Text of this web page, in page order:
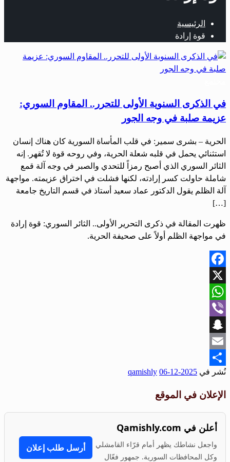
الرئيسية
قوة إرادة
في الذكرى السنوية الأولى للتحرر.. المقاوم السوري:
عزيمة صلبة في وجه الجور
الحرية – بشرى سمير: في قلب المأساة السورية كان هناك إنسان
استثنائي يحمل في قلبه شعلة الحرية، وفي روحه قوة لا تُقهر. إنه
الثائر السوري الذي أصبح رمزاً للتحدي والصبر في وجه آلة قمع
شاملة حاولت كسر إرادته، لكنها فشلت في اختراق عزيمته. مواجهة
آلة الظلم يقول الدكتور عماد سعيد أستاذ في قسم التاريخ جامعة
[…]
ظهرت المقالة في ذكرى التحرير الأولى.. الثائر السوري: قوة إرادة
في مواجهة الظلم أولاً على صحيفة الحرية.
Facebook
X
WhatsApp
Viber
Snapchat
Email
Share
نُشر في 2025-12-06
qamishly
الإعلان في الموقع
أعلن في Qamishly.com
واجعل نشاطك يظهر أمام قرّاء القامشلي
وكل المحافظات السورية. جمهور فعّال
أرسل طلب إعلان